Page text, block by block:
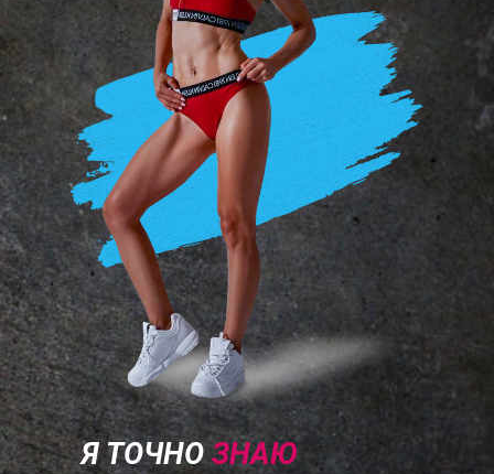
Я ТОЧНО ЗНАЮ